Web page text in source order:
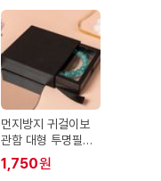
먼지방지 귀걸이보
관함 대형 투명필름
액세서리정리함 거
치대
1,750원